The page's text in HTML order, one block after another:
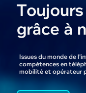
grâce à
Issues du monde de
compétences en
mobilité et opérateur